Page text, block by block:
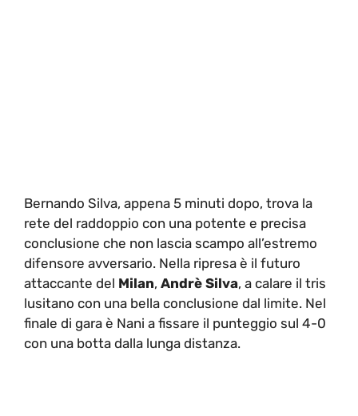
Bernando Silva, appena 5 minuti dopo, trova la
rete del raddoppio con una potente e precisa
conclusione che non lascia scampo all’estremo
difensore avversario. Nella ripresa è il futuro
attaccante del Milan, Andrè Silva, a calare il tris
lusitano con una bella conclusione dal limite. Nel
finale di gara è Nani a fissare il punteggio sul 4-0
con una botta dalla lunga distanza.